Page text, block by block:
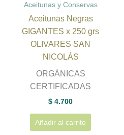
Aceitunas y Conservas
Aceitunas Negras
GIGANTES x 250 grs
OLIVARES SAN
NICOLÁS
ORGÁNICAS
CERTIFICADAS
$ 4.700
Añadir al carrito